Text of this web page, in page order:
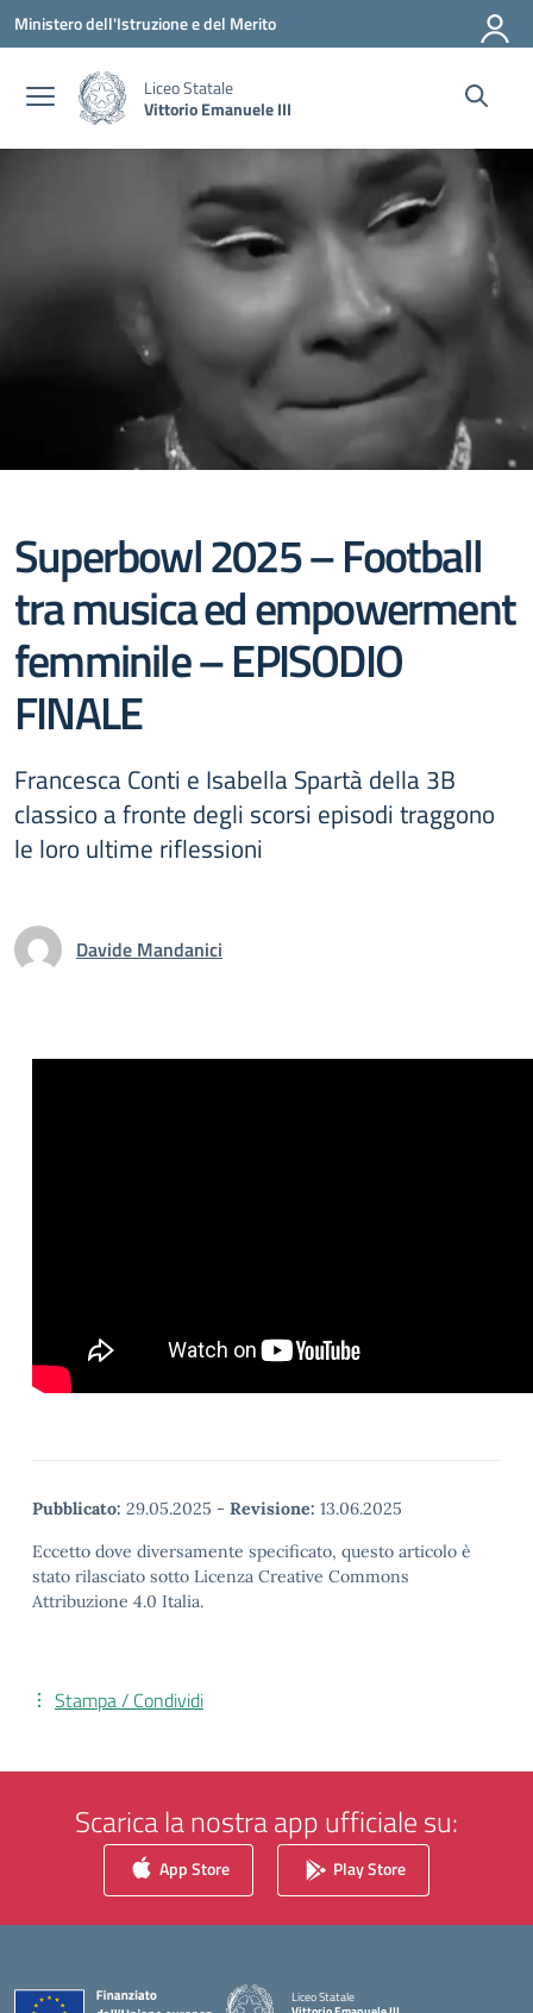
Vai ai contenuti
Vai al menu di navigazione
Vai al footer
Ministero dell'Istruzione e del Merito
Liceo Statale
Vittorio Emanuele III
Superbowl 2025 – Football
tra musica ed empowerment
femminile – EPISODIO
FINALE
Francesca Conti e Isabella Spartà della 3B
classico a fronte degli scorsi episodi traggono
le loro ultime riflessioni
Davide Mandanici
Pubblicato: 29.05.2025 - Revisione: 13.06.2025
Eccetto dove diversamente specificato, questo articolo è
stato rilasciato sotto Licenza Creative Commons
Attribuzione 4.0 Italia.
Stampa / Condividi
Scarica la nostra app ufficiale su:
App Store Play Store
Liceo Statale